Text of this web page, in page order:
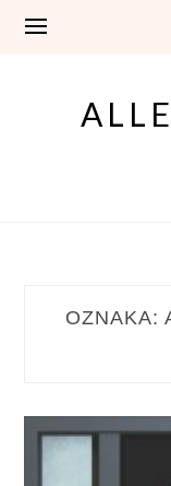
OZNAKA: